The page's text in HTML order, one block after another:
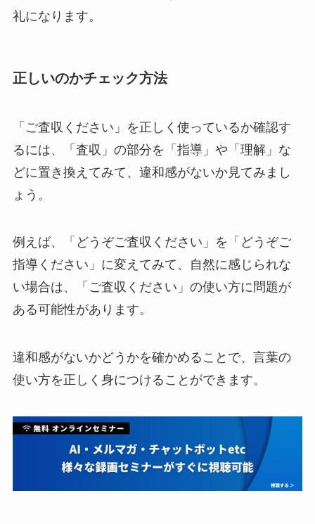
礼になります。
正しいのかチェック方法
「ご査収ください」を正しく使っているか確認す
るには、「査収」の部分を「指導」や「理解」な
どに置き換えてみて、違和感がないか見てみまし
ょう。
例えば、「どうぞご査収ください」を「どうぞご
指導ください」に変えてみて、自然に感じられな
い場合は、「ご査収ください」の使い方に問題が
ある可能性があります。
違和感がないかどうかを確かめることで、言葉の
使い方を正しく身につけることができます。